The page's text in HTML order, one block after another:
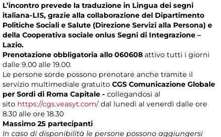
L’incontro prevede la traduzione in Lingua dei segni
italiana-LIS, grazie alla collaborazione del Dipartimento
Politiche Sociali e Salute (Direzione Servizi alla Persona) e
della Cooperativa sociale onlus Segni di Integrazione –
Lazio.
Prenotazione obbligatoria allo 060608 attivo tutti i giorni
dalle 9.00 alle 19.00.
Le persone sorde possono prenotare anche tramite il
servizio multimediale gratuito CGS Comunicazione Globale
per Sordi di Roma Capitale - collegandosi al
sito https://cgs.veasyt.com/dal lunedì al venerdì dalle ore
8.30 alle ore 18.30
Massimo 25 partecipanti
In caso di disponibilità le persone possono aggiungersi